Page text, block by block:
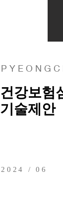
P Y E O N G C
건강보험
기술제안
2024 / 06